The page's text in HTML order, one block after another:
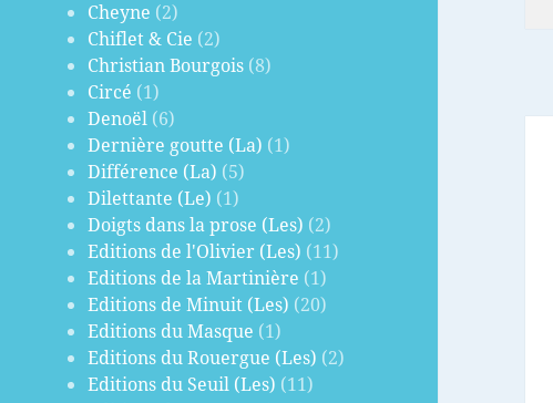
Cheyne (2)
Chiflet & Cie (2)
Christian Bourgois (8)
Circé (1)
Denoël (6)
Dernière goutte (La) (1)
Différence (La) (5)
Dilettante (Le) (1)
Doigts dans la prose (Les) (2)
Editions de l'Olivier (Les) (11)
Editions de la Martinière (1)
Editions de Minuit (Les) (20)
Editions du Masque (1)
Editions du Rouergue (Les) (2)
Editions du Seuil (Les) (11)